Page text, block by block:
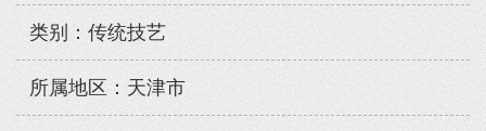
类别：传统技艺
所属地区：天津市